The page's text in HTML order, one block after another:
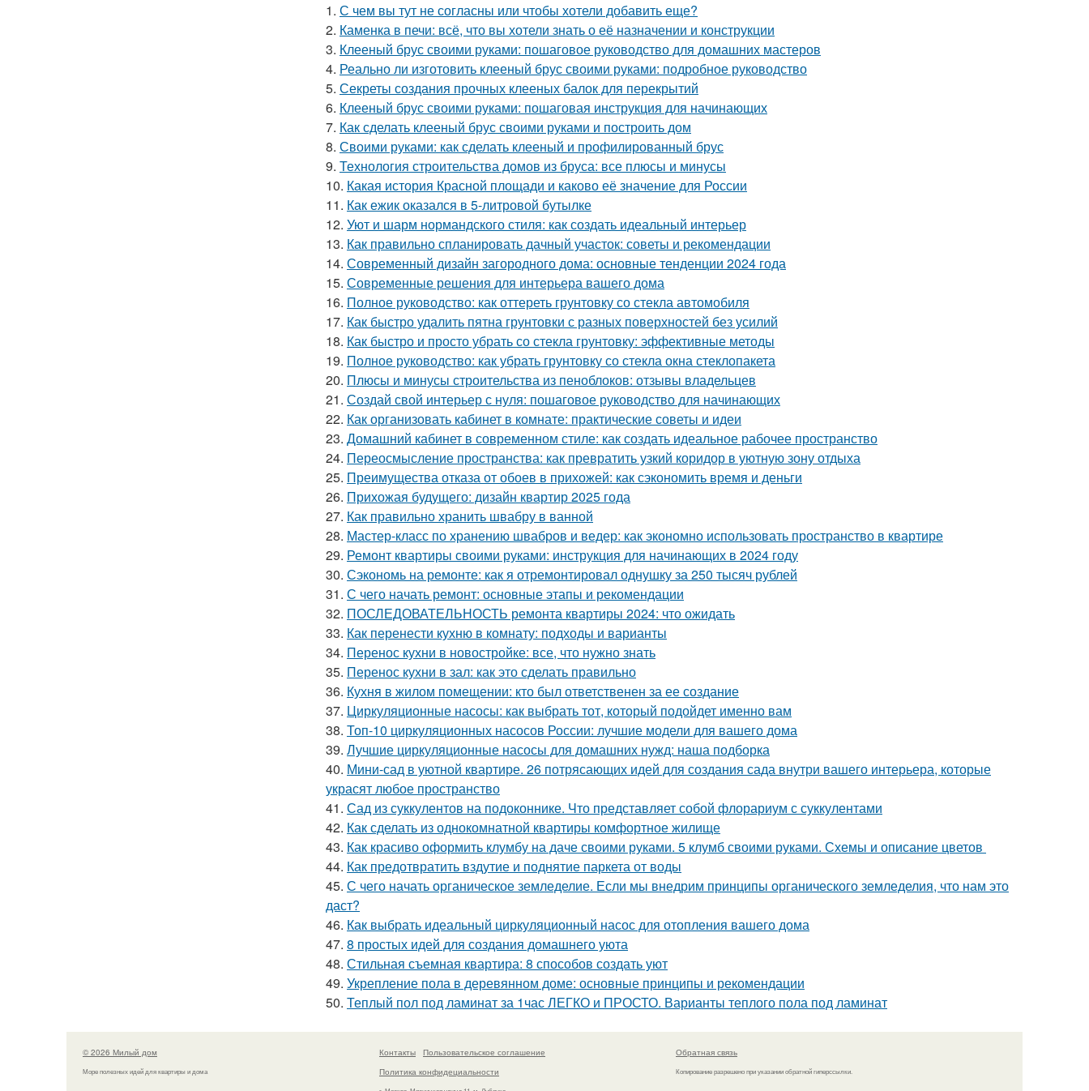
1. С чем вы тут не согласны или чтобы хотели добавить еще?
2. Каменка в печи: всё, что вы хотели знать о её назначении и конструкции
3. Клееный брус своими руками: пошаговое руководство для домашних мастеров
4. Реально ли изготовить клееный брус своими руками: подробное руководство
5. Секреты создания прочных клееных балок для перекрытий
6. Клееный брус своими руками: пошаговая инструкция для начинающих
7. Как сделать клееный брус своими руками и построить дом
8. Своими руками: как сделать клееный и профилированный брус
9. Технология строительства домов из бруса: все плюсы и минусы
10. Какая история Красной площади и каково её значение для России
11. Как ежик оказался в 5-литровой бутылке
12. Уют и шарм нормандского стиля: как создать идеальный интерьер
13. Как правильно спланировать дачный участок: советы и рекомендации
14. Современный дизайн загородного дома: основные тенденции 2024 года
15. Современные решения для интерьера вашего дома
16. Полное руководство: как оттереть грунтовку со стекла автомобиля
17. Как быстро удалить пятна грунтовки с разных поверхностей без усилий
18. Как быстро и просто убрать со стекла грунтовку: эффективные методы
19. Полное руководство: как убрать грунтовку со стекла окна стеклопакета
20. Плюсы и минусы строительства из пеноблоков: отзывы владельцев
21. Создай свой интерьер с нуля: пошаговое руководство для начинающих
22. Как организовать кабинет в комнате: практические советы и идеи
23. Домашний кабинет в современном стиле: как создать идеальное рабочее пространство
24. Переосмысление пространства: как превратить узкий коридор в уютную зону отдыха
25. Преимущества отказа от обоев в прихожей: как сэкономить время и деньги
26. Прихожая будущего: дизайн квартир 2025 года
27. Как правильно хранить швабру в ванной
28. Мастер-класс по хранению швабров и ведер: как экономно использовать пространство в квартире
29. Ремонт квартиры своими руками: инструкция для начинающих в 2024 году
30. Сэкономь на ремонте: как я отремонтировал однушку за 250 тысяч рублей
31. С чего начать ремонт: основные этапы и рекомендации
32. ПОСЛЕДОВАТЕЛЬНОСТЬ ремонта квартиры 2024: что ожидать
33. Как перенести кухню в комнату: подходы и варианты
34. Перенос кухни в новостройке: все, что нужно знать
35. Перенос кухни в зал: как это сделать правильно
36. Кухня в жилом помещении: кто был ответственен за ее создание
37. Циркуляционные насосы: как выбрать тот, который подойдет именно вам
38. Топ-10 циркуляционных насосов России: лучшие модели для вашего дома
39. Лучшие циркуляционные насосы для домашних нужд: наша подборка
40. Мини-сад в уютной квартире. 26 потрясающих идей для создания сада внутри вашего интерьера, которые
украсят любое пространство
41. Сад из суккулентов на подоконнике. Что представляет собой флорариум с суккулентами
42. Как сделать из однокомнатной квартиры комфортное жилище
43. Как красиво оформить клумбу на даче своими руками. 5 клумб своими руками. Схемы и описание цветов
44. Как предотвратить вздутие и поднятие паркета от воды
45. С чего начать органическое земледелие. Если мы внедрим принципы органического земледелия, что нам это
даст?
46. Как выбрать идеальный циркуляционный насос для отопления вашего дома
47. 8 простых идей для создания домашнего уюта
48. Стильная съемная квартира: 8 способов создать уют
49. Укрепление пола в деревянном доме: основные принципы и рекомендации
50. Теплый пол под ламинат за 1час ЛЕГКО и ПРОСТО. Варианты теплого пола под ламинат
© 2026 Милый дом
Море полезных идей для квартиры и дома
Контакты
Пользовательское соглашение
Политика конфидециальности
Обратная связь
Копирование разрешено при указании обратной гиперссылки.